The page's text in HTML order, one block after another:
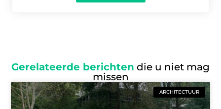
Gerelateerde berichten die u niet mag
missen
ARCHITECTUUR